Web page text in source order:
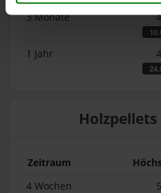
3 Monate
1 Jahr
Zeitraum
4 Wochen